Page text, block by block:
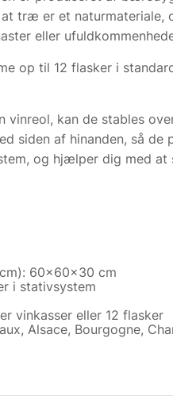
træ er et naturmateriale,
eller
op til 12 flasker i
vinreol, kan de stables
siden af hinanden, så de
og hjælper dig med at
60x60x30 cm
i stativsystem
vinkasser eller 12 flasker
Alsace, Bourgogne,